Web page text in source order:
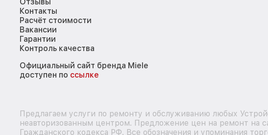
Контакты
Расчёт стоимости
Вакансии
Гарантии
Контроль качества
Официальный сайт бренда Miele
доступен по ссылке
Предлагаем услуги по ремонту и обслуживанию любых
неавторизованным центром. Предложение цен на ремонт на
Гражданского кодекса РФ. Все обозначения и упоминания